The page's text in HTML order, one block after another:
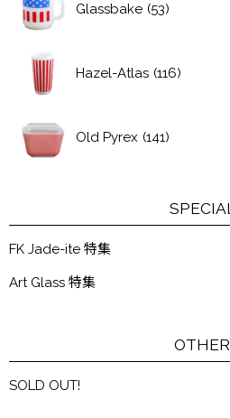
Glassbake (53)
Hazel-Atlas (116)
Old Pyrex (141)
SPECIAL
FK Jade-ite 特集
Art Glass 特集
OTHER
SOLD OUT!